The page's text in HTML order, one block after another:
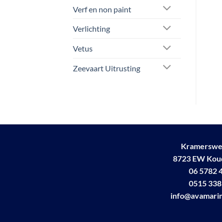
Verf en non paint
Verlichting
Vetus
Zeevaart Uitrusting
productpagina
8723 EW
06 5782
0515